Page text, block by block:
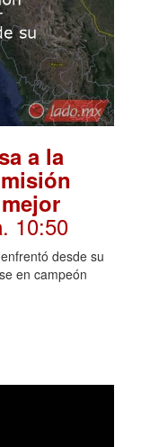
a la
. 10:50
desde su
en campeón